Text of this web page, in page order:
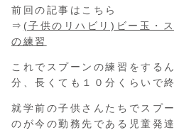
前回の記事はこちら
⇒ (子供のリハビリ)ビー玉・
の練習
これでスプーンの練習をする
分、長くても１０分くらいで
就学前の子供さんたちでスプ
のが今の勤務先である児童発